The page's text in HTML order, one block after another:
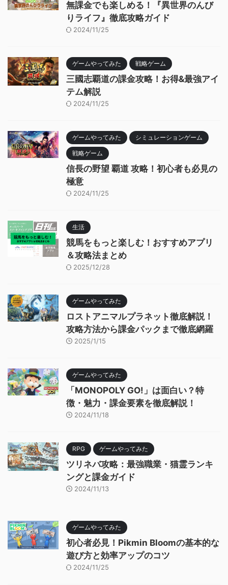
無課金でも楽しめる！『異世界のんび
りライフ』徹底攻略ガイド
2024/11/25
ゲームやってみた 戦略ゲーム
三國志覇道の課金攻略！お得&最強アイ
テム解説
2024/11/25
ゲームやってみた シミュレーションゲーム
戦略ゲーム
信長の野望 覇道 攻略！初心者も必見の
極意
2024/11/25
生活
競馬をもっと楽しむ！おすすめアプリ
＆攻略法まとめ
2025/12/28
ゲームやってみた
ロストアニマルプラネット徹底解説！
攻略方法から課金パックまで徹底網羅
2025/1/15
ゲームやってみた
「MONOPOLY GO!」は面白い？特
徴・魅力・課金要素を徹底解説！
2024/11/18
RPG ゲームやってみた
ツリネバ攻略：最強職業・猫霊ランキ
ングと課金ガイド
2024/11/13
ゲームやってみた
初心者必見！Pikmin Bloomの基本的な
遊び方と効率アップのコツ
2024/11/25